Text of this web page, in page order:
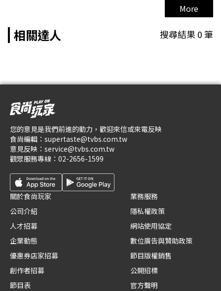
More
相關達人 搜尋結果0筆
您的意見是我們前進的動力，歡迎來信或來電反映
食尚編輯： supertaste@tvbs.com.tw
意見反映： service@tvbs.com.tw
觀眾服務專線： 02-2656-1599
關於食尚玩家
公司介紹
人才招募
企業動態
優惠券店家招募
創作者招募
節目表
業務服務
隱私權政策
網站使用協定
數位廣告與贊助政策
節目版權銷售
公開招標
官方聲明